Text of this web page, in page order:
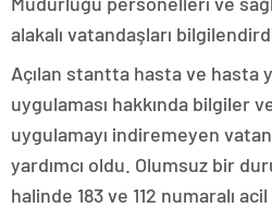
alakalı vatandaşları
Açılan stantta hasta ve hasta
uygulaması hakkında bilgiler
uygulamayı indiremeyen
yardımcı oldu. Olumsuz bir
halinde 183 ve 112 numaralı